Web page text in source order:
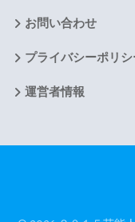
お問い合わせ
プライバシーポリシ
運営者情報